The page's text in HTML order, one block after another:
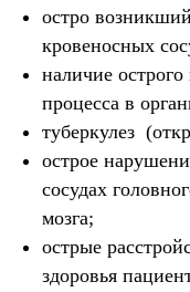
остро
кровеносных
наличие острого
процесса в
туберкулез
острое
сосудах
мозга;
острые
здоровья